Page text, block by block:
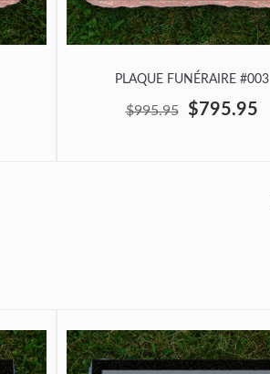
PLAQUE FUNÉRAIRE #003
$995.95 $795.95